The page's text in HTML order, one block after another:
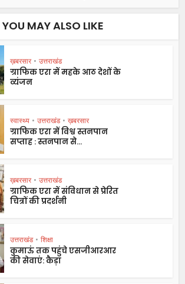
YOU MAY ALSO LIKE
ख़बरसार • उत्तराखंड
ग्राफिक एरा में महके आठ देशों के
व्यंजन
स्वास्थ्य • उत्तराखंड • ख़बरसार
ग्राफिक एरा में विश्व स्तनपान
सप्ताह : स्तनपान से...
ख़बरसार • उत्तराखंड
ग्राफिक एरा में संविधान से प्रेरित
चित्रों की प्रदर्शनी
उत्तराखंड • शिक्षा
कुमाऊं तक पहुंचे एसजीआरआर
की सेवाएं: कैड़ा